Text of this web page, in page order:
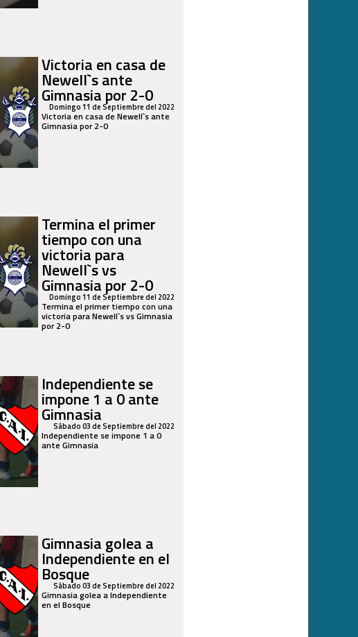
Victoria en casa de
Newell`s ante
Gimnasia por 2-0
Domingo 11 de Septiembre del 2022
Victoria en casa de Newell`s ante
Gimnasia por 2-0
Termina el primer
tiempo con una
victoria para
Newell`s vs
Gimnasia por 2-0
Domingo 11 de Septiembre del 2022
Termina el primer tiempo con una
victoria para Newell`s vs Gimnasia
por 2-0
Independiente se
impone 1 a 0 ante
Gimnasia
Sábado 03 de Septiembre del 2022
Independiente se impone 1 a 0
ante Gimnasia
Gimnasia golea a
Independiente en el
Bosque
Sábado 03 de Septiembre del 2022
Gimnasia golea a Independiente
en el Bosque